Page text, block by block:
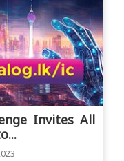
Invites All